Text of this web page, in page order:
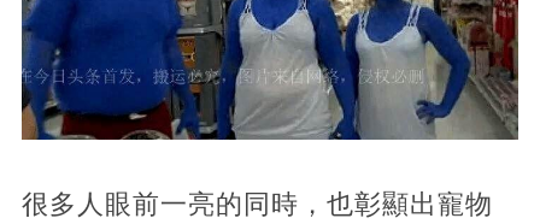
很多人眼前一亮的同時，也彰顯出寵物